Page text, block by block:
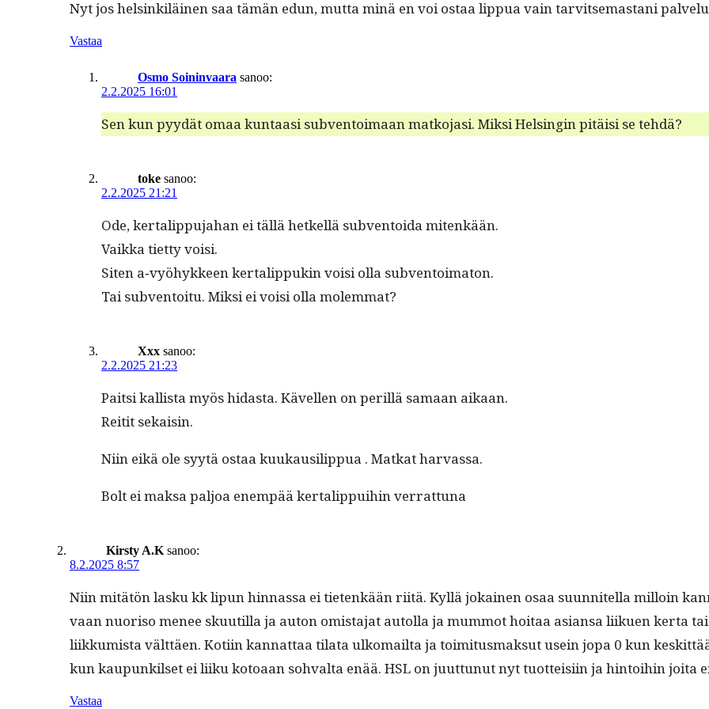
Nyt jos helsinkiläi­nen saa tämän edun, mut­ta minä en voi ostaa lip­pua vain tarvit­se­mas­tani
Vastaa
Osmo Soininvaara sanoo:
2.2.2025 16:01
Sen kun pyy­dät omaa kun­taasi sub­ven­toimaan matko­jasi. Mik­si Helsin­gin pitäisi se tehdä?
toke sanoo:
2.2.2025 21:21
Ode, ker­tal­ip­pu­ja­han ei täl­lä het­kel­lä sub­ven­toi­da mitenkään.
Vaik­ka tiet­ty voisi.
Siten a‑vyöhykkeen ker­tal­ip­pukin voisi olla subventoimaton.
Tai sub­ven­toitu. Mik­si ei voisi olla molemmat?
Xxx sanoo:
2.2.2025 21:23
Pait­si kallista myös hidas­ta. Kävellen on per­il­lä samaan aikaan.
Reitit sekaisin.
Niin eikä ole syytä ostaa kuukausilip­pua . Matkat harvassa.
Bolt ei mak­sa paljoa enem­pää ker­tal­ip­pui­hin verrattuna
Kirsty A.K sanoo:
8.2.2025 8:57
Niin mitätön lasku kk lipun hin­nas­sa ei tietenkään riitä. Kyl­lä jokainen osaa suun­nitel­la mil­loin
vaan nuoriso menee skuu­til­la ja auton omis­ta­jat autol­la ja mum­mot hoitaa asiansa liikuen ker­ta
liikku­mista vält­täen. Koti­in kan­nat­taa tila­ta ulko­mail­ta ja toim­i­tus­mak­sut usein jopa 0 kun
kun kaupunkilset ei liiku kotoaan sohval­ta enää. HSL on juut­tunut nyt tuot­teisi­in ja hin­toi­hin joi­ta
Vastaa